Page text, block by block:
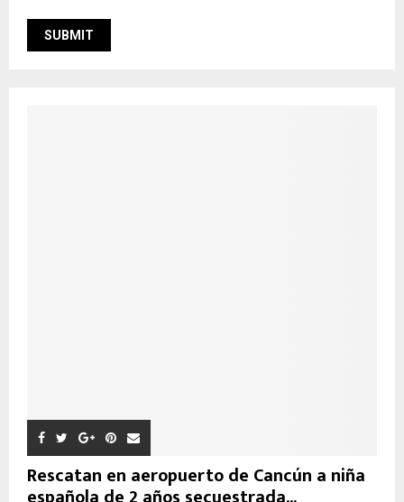
Rescatan en aeropuerto de Cancún a niña